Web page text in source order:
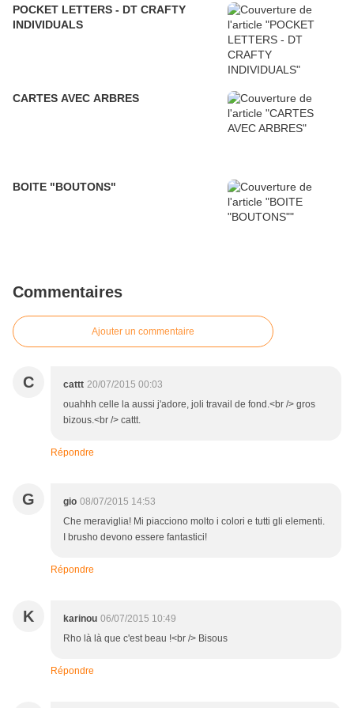
POCKET LETTERS - DT CRAFTY
INDIVIDUALS
CARTES AVEC ARBRES
BOITE "BOUTONS"
Commentaires
Ajouter un commentaire
C cattt 20/07/2015 00:03
ouahhh celle la aussi j'adore, joli travail de fond.<br /> gros
bizous.<br /> cattt.
Répondre
G gio 08/07/2015 14:53
Che meraviglia! Mi piacciono molto i colori e tutti gli elementi.
I brusho devono essere fantastici!
Répondre
K karinou 06/07/2015 10:49
Rho là là que c'est beau !<br /> Bisous
Répondre